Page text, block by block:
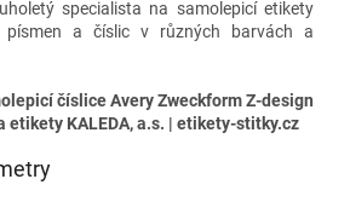
specialista na samolepicí etikety
písmen a číslic v různých barvách a
číslice Avery Zweckform Z-design
etikety KALEDA, a.s. | etikety-stitky.cz